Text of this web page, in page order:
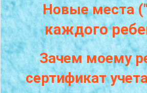
Новые места
каждого
Зачем моему
сертификат